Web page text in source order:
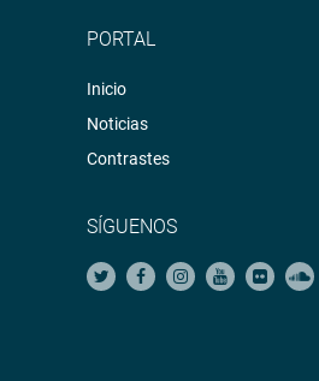
PORTAL
Inicio
Noticias
Contrastes
SÍGUENOS